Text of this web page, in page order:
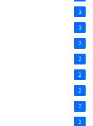
3
3
3
2
2
2
2
2